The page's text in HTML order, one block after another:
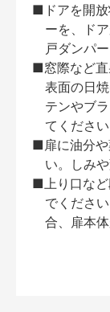
■ドアを開放
ーを、ド
戸ダンパ
■窓際など直
表面の日
テンやブ
てください
■扉に油分や
い。しみ
■上り口など
でくださ
合、扉本